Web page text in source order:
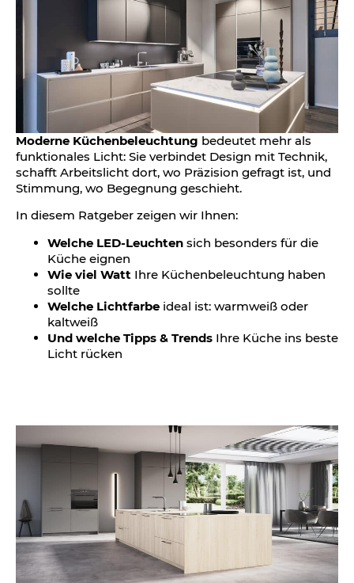
Moderne Küchenbeleuchtung bedeutet mehr als
funktionales Licht: Sie verbindet Design mit Technik,
schafft Arbeitslicht dort, wo Präzision gefragt ist, und
Stimmung, wo Begegnung geschieht.
In diesem Ratgeber zeigen wir Ihnen:
Welche LED-Leuchten sich besonders für die
Küche eignen
Wie viel Watt Ihre Küchenbeleuchtung haben
sollte
Welche Lichtfarbe ideal ist: warmweiß oder
kaltweiß
Und welche Tipps & Trends Ihre Küche ins beste
Licht rücken